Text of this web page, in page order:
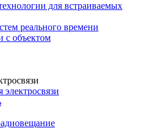
для встраиваемых
реального времени
с объектом